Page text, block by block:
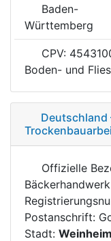
Baden-
Württemberg
CPV:
Boden- und
Deutschland
Offizielle
Bäckerhandwerk
Postanschrift:
Stadt: Weinheim